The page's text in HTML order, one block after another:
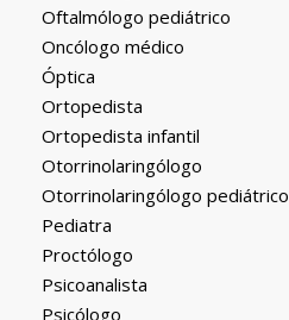
Oftalmólogo pediátrico
Oncólogo médico
Óptica
Ortopedista
Ortopedista infantil
Otorrinolaringólogo
Otorrinolaringólogo pediátrico
Pediatra
Proctólogo
Psicoanalista
Psicólogo